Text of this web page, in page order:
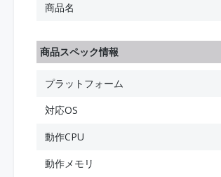
商品名
商品スペック情報
プラットフォーム
対応OS
動作CPU
動作メモリ